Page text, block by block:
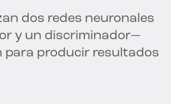
dos redes neuronales
y un discriminador—
para producir resultados